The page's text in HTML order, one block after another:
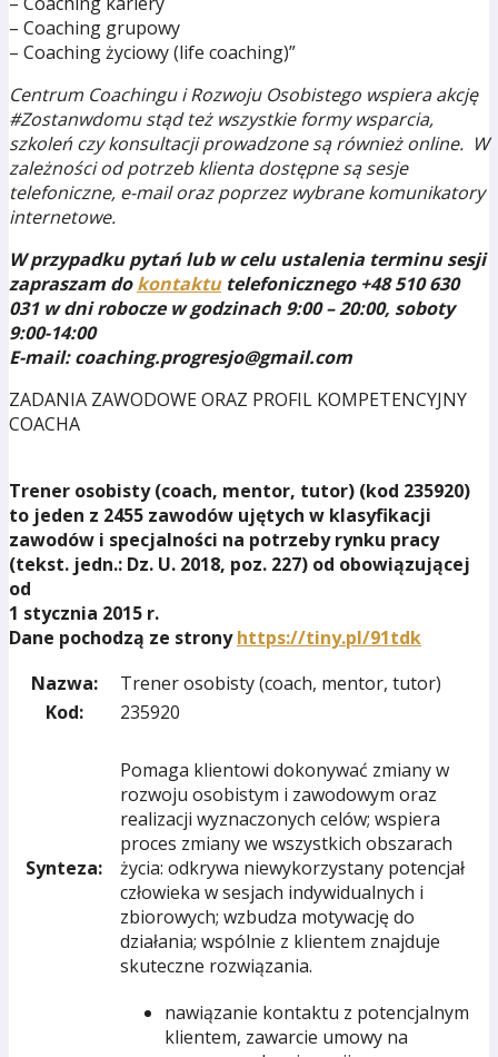
– Coaching grupowy
– Coaching życiowy (life coaching)”
Centrum Coachingu i Rozwoju Osobistego wspiera akcję
#Zostanwdomu stąd też wszystkie formy wsparcia,
szkoleń czy konsultacji prowadzone są również online. W
zależności od potrzeb klienta dostępne są sesje
telefoniczne, e-mail oraz poprzez wybrane komunikatory
internetowe.
W przypadku pytań lub w celu ustalenia terminu sesji
zapraszam dokontaktutelefonicznego +48 510 630
031 w dni robocze w godzinach 9:00 – 20:00, soboty
9:00-14:00
E-mail: coaching.progresjo@gmail.com
ZADANIA ZAWODOWE ORAZ PROFIL KOMPETENCYJNY
COACHA
Trener osobisty (coach, mentor, tutor) (kod 235920)
to jeden z 2455 zawodów ujętych w klasyfikacji
zawodów i specjalności na potrzeby rynku pracy
(tekst. jedn.: Dz. U. 2018, poz. 227) od obowiązującej
od
1 stycznia 2015 r.
Dane pochodzą ze stronyhttps://tiny.pl/91tdk
Nazwa:
Trener osobisty (coach, mentor, tutor)
Kod:
235920
Synteza:
Pomaga klientowi dokonywać zmiany w
rozwoju osobistym i zawodowym oraz
realizacji wyznaczonych celów; wspiera
proces zmiany we wszystkich obszarach
życia: odkrywa niewykorzystany potencjał
człowieka w sesjach indywidualnych i
zbiorowych; wzbudza motywację do
działania; wspólnie z klientem znajduje
skuteczne rozwiązania.
nawiązanie kontaktu z potencjalnym
klientem, zawarcie umowy na